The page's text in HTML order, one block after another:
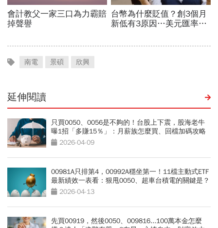
南電 景碩 欣興
延伸閱讀
只買0050、0056是不夠的！台股上下震，股海老牛
曝1招「多賺15％」：月薪族怎麼買、回檔加碼攻略
2026-04-09
00981A只排第4，00992A穩坐第一！11檔主動式ETF
最新績效一表看：狠甩0050、超車台積電的關鍵是？
2026-04-13
先買00919，然後0050、009816...100萬本金怎麼